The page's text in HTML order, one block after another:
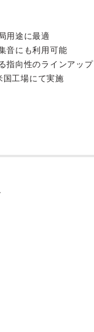
用途に最適
音にも利用可能
指向性のラインアップ
工場にて実施